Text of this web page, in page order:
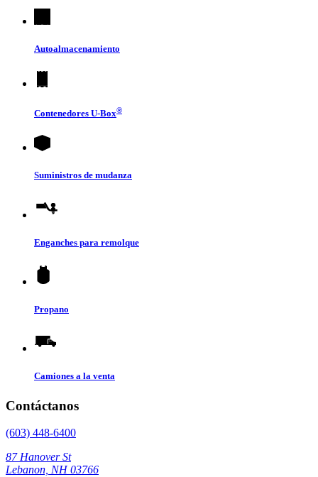
Autoalmacenamiento
Contenedores U-Box®
Suministros de mudanza
Enganches para remolque
Propano
Camiones a la venta
Contáctanos
(603) 448-6400
87 Hanover St
Lebanon, NH 03766